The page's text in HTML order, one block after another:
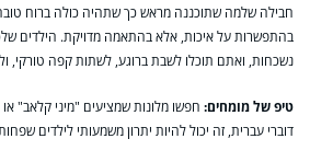
חבילה שלמה שתוכננה מראש כך שתהיה כולה ברוח
בהתפשרות על איכות, אלא בהתאמה מדויקת. הילדים
נשכחות, ואתם תוכלו לשבת ברוגע, לשתות קפה טורקי,
טיפ של מומחים: חפשו מלונות שמציעים "מיני קלאב"
דוברי עברית, זה יכול להיות יתרון משמעותי לילדים